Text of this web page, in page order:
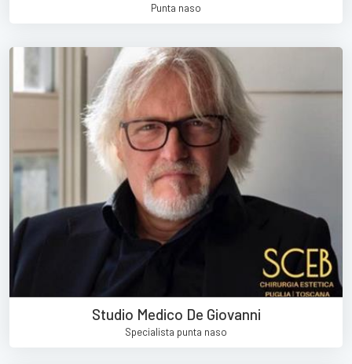
Punta naso
Studio Medico De Giovanni
Specialista punta naso